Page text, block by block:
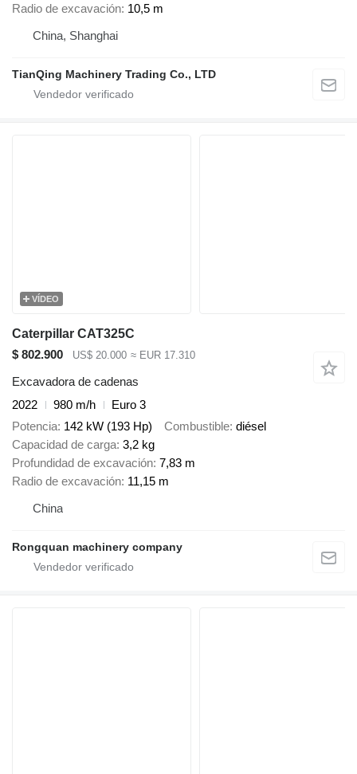
Radio de excavación 10,5 m
China, Shanghai
TianQing Machinery Trading Co., LTD
VÍDEO
Caterpillar CAT325C
$ 802.900
US$ 20.000 ≈ EUR 17.310
Excavadora de cadenas
2022
980 m/h
Euro 3
Potencia 142 kW (193 Hp) Combustible diésel
Capacidad de carga 3,2 kg
Profundidad de excavación 7,83 m
Radio de excavación 11,15 m
China
Rongquan machinery company